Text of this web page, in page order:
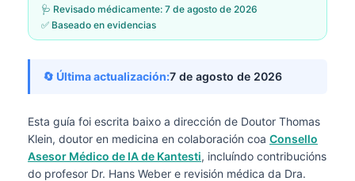
🩺 Revisado médicamente: 7 de agosto de 2026
✅ Baseado en evidencias
🔄 Última actualización:7 de agosto de 2026
Esta guía foi escrita baixo a dirección de Doutor Thomas
Klein, doutor en medicina en colaboración coa Consello
Asesor Médico de IA de Kantesti, incluíndo contribucións
do profesor Dr. Hans Weber e revisión médica da Dra.